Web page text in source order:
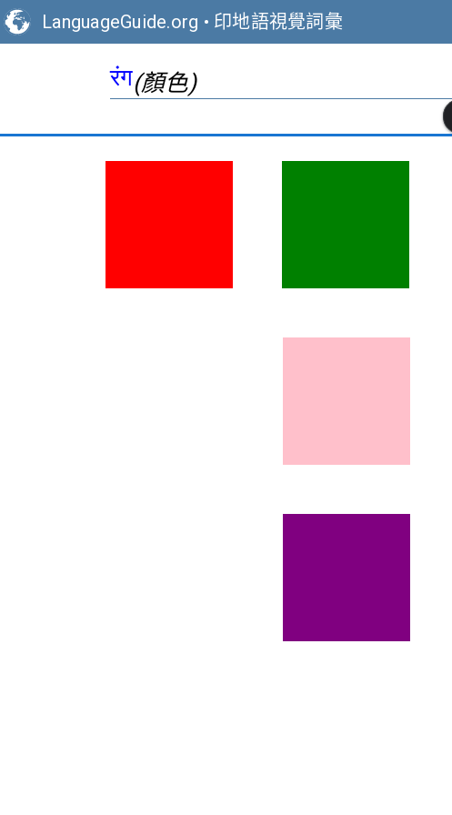
LanguageGuide.org • 印地語視覺詞彙
रंग(顏色)